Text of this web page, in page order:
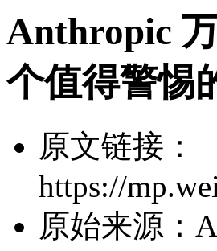
Anthropic
个值得警惕
原文链接：
https://
原始来源：